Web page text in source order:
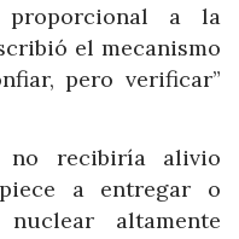
proporcional a la
el mecanismo
pero verificar”
no recibiría alivio
a entregar o
altamente